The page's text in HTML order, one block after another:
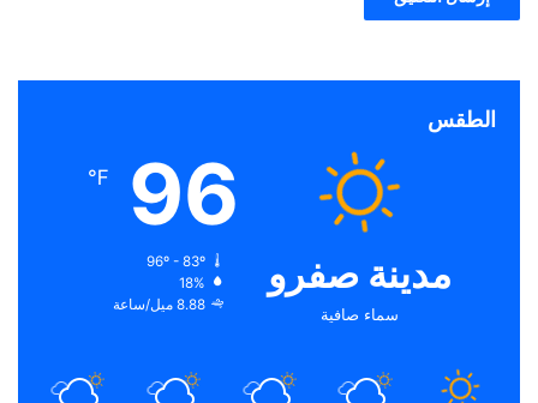
الطقس
مدينة صفرو
سماء صافية
96
℉
96º - 83º
18%
8.88 ميل/ساعة